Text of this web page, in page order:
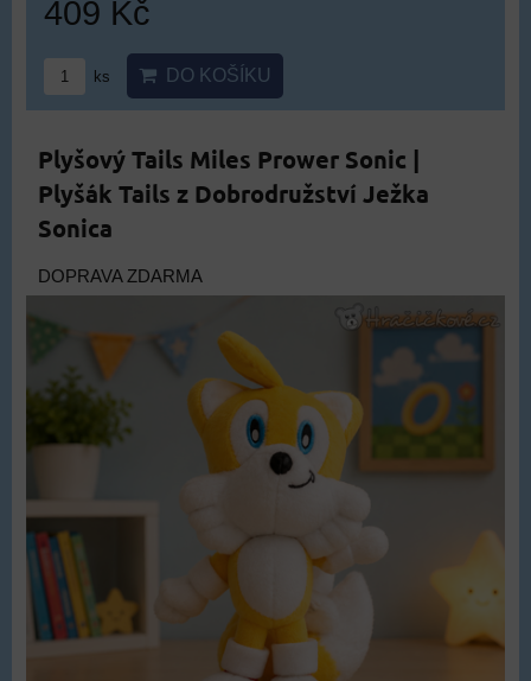
409 Kč
ks DO KOŠÍKU
Plyšový Tails Miles Prower Sonic |
Plyšák Tails z Dobrodružství Ježka
Sonica
DOPRAVA ZDARMA